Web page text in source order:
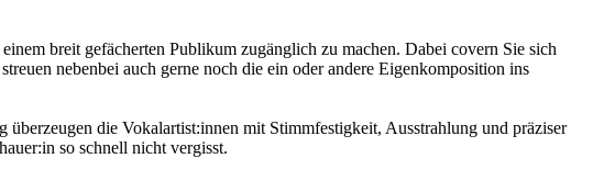
breit gefächerten Publikum zugänglich zu machen. Dabei covern Sie sich
nebenbei auch gerne noch die ein oder andere Eigenkomposition ins
die Vokalartist:innen mit Stimmfestigkeit, Ausstrahlung und präziser
so schnell nicht vergisst.